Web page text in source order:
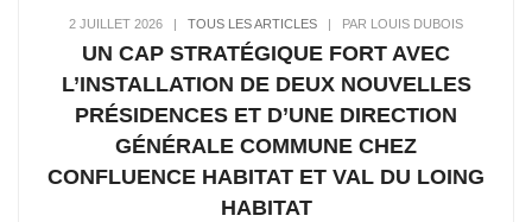
2 JUILLET 2026 | TOUS LES ARTICLES | PAR LOUIS DUBOIS
UN CAP STRATÉGIQUE FORT AVEC
L’INSTALLATION DE DEUX NOUVELLES
PRÉSIDENCES ET D’UNE DIRECTION
GÉNÉRALE COMMUNE CHEZ
CONFLUENCE HABITAT ET VAL DU LOING
HABITAT